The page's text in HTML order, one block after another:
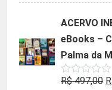
ACERVO
eBooks –
Palma da
Avaliação
R$497,00 O